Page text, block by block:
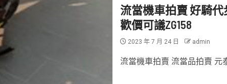
流當機車拍賣 好騎代步
歡價可議ZG158
2023 年 7 月 24 日 admin
流當機車拍賣 流當品拍賣 元